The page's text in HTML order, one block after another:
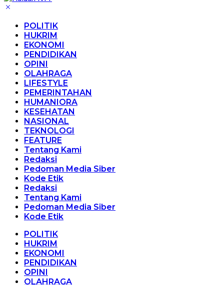
POLITIK
HUKRIM
EKONOMI
PENDIDIKAN
OPINI
OLAHRAGA
LIFESTYLE
PEMERINTAHAN
HUMANIORA
KESEHATAN
NASIONAL
TEKNOLOGI
FEATURE
Tentang Kami
Redaksi
Pedoman Media Siber
Kode Etik
Redaksi
Tentang Kami
Pedoman Media Siber
Kode Etik
POLITIK
HUKRIM
EKONOMI
PENDIDIKAN
OPINI
OLAHRAGA